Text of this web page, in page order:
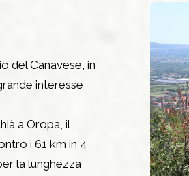
del Canavese, in
interesse
a Oropa, il
i 61 km in 4
la lunghezza